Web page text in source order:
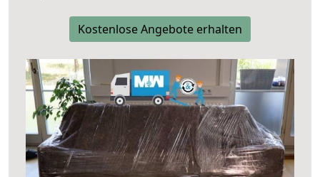
Kostenlose Angebote erhalten